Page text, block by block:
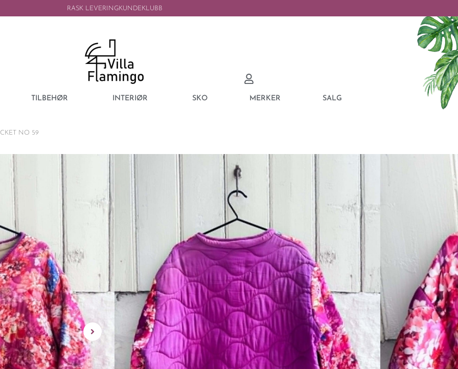
RASK LEVERINGKUNDEKLUBB
TILBEHØR INTERIØR SKO MERKER SALG
NO 59
SISSEL EDELBO QUINN SILK
Dette produktet er dessverre utsolgt og ikke lenger
tilgjengelig for kjop.
Rålekker jakke fra Sissel Edelbo.
Denne er helt unik – 100% silke med knepping.
Jakken kan brukes både til hverdags og til pent.
Finnes kun en av denne jakken.
Det er en M-L / og den passer fra 38-44 ca.
rask levering | enkel retur